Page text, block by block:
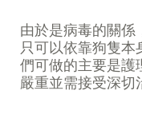
由於是病毒的關係
只可以依靠狗隻
們可做的主要是護
嚴重並需接受深切